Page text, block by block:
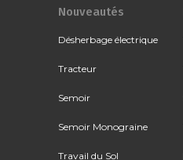
Nouveautés
Désherbage électrique
Tracteur
Semoir
Semoir Monograine
Travail du Sol